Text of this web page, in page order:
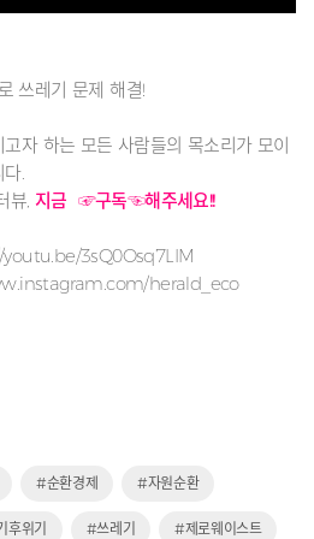
쓰레기 문제 해결!
자 하는 모든 사람들의 목소리가 모이
.
뷰, 지금 ☞구독☜해주세요!!
3sQ0Osq7LIM
herald_eco
#순환경제 #자원순환
후위기 #쓰레기 #제로웨이스트